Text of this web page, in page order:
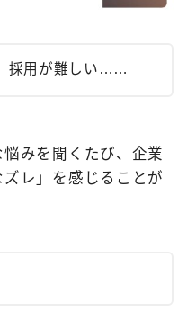
採用が難しい……
みを聞くたび、企業
レ」を感じることが